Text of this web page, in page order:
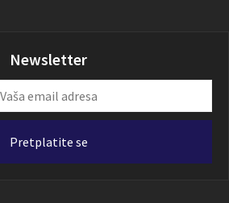
Newsletter
Pretplatite se